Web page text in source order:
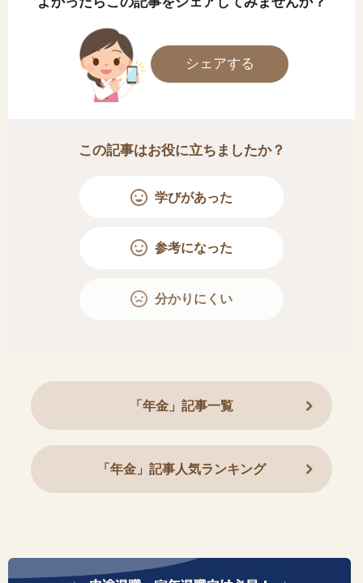
シェアする
この記事はお役に立ちましたか？
学びがあった
参考になった
分かりにくい
「年金」記事一覧
「年金」記事人気ランキング